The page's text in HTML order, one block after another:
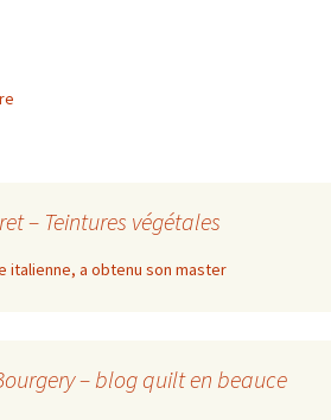
– Teintures végétales
italienne, a obtenu son master
– blog quilt en beauce